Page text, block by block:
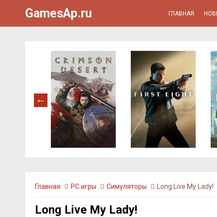
GamesAp.ru ГЛАВНАЯ
Главная PC игры Симуляторы Long Live My Lady!
Long Live My Lady!